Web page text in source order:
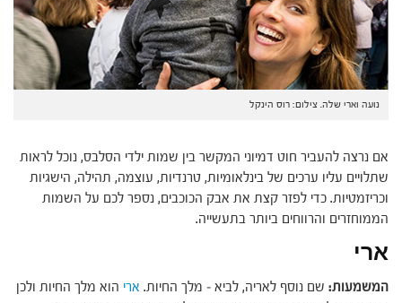
נועה וארי שלה. צילום: רוס הינקל
אם נרצה להעביר חוט דמיוני המקשר בין שמות ילדי הסלבס, נוכל לראות
שתלויים עליו ערכים של בינלאומיות, טרנדיות, עוצמה, תהילה, הישגיות
וכריזמטיות. כדי לפזר קצת את אבק הכוכבים, נספר לכם על השמות
הממוחזרים והרווחים ביותר בתעשייה.
ארי
המשמעות: שם נוסף לאריה, לביא – מלך החיות. ארי הוא מלך החיות ולכן